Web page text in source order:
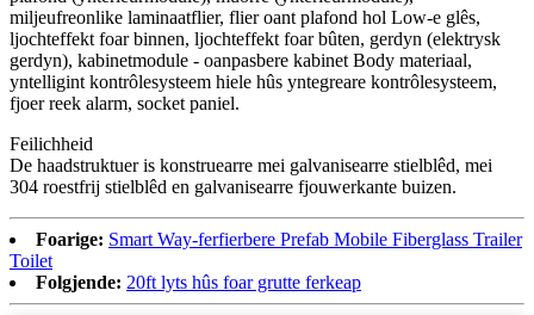
miljeufreonlike laminaatflier, flier oant plafond hol Low-e glês,
ljochteffekt foar binnen, ljochteffekt foar bûten, gerdyn (elektrysk
gerdyn), kabinetmodule - oanpasbere kabinet Body materiaal,
yntelligint kontrôlesysteem hiele hûs yntegreare kontrôlesysteem,
fjoer reek alarm, socket paniel.
Feilichheid
De haadstruktuer is konstruearre mei galvanisearre stielblêd, mei
304 roestfrij stielblêd en galvanisearre fjouwerkante buizen.
Foarige: Smart Way-ferfierbere Prefab Mobile Fiberglass Trailer
Toilet
Folgjende: 20ft lyts hûs foar grutte ferkeap